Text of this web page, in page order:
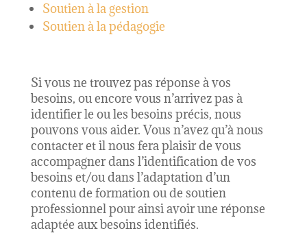
Soutien à la gestion
Soutien à la pédagogie
Si vous ne trouvez pas réponse à vos
besoins, ou encore vous n’arrivez pas à
identifier le ou les besoins précis, nous
pouvons vous aider. Vous n’avez qu’à nous
contacter et il nous fera plaisir de vous
accompagner dans l’identification de vos
besoins et/ou dans l’adaptation d’un
contenu de formation ou de soutien
professionnel pour ainsi avoir une réponse
adaptée aux besoins identifiés.